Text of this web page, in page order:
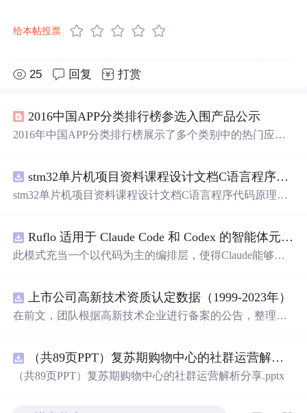
给本帖投票
25 回复 打赏
2016中国APP分类排行榜参选入围产品公示
2016年中国APP分类排行榜展示了多个类别中的热门应用
stm32单片机项目资料课程设计文档C语言程序代码原理图电路PCB实例用单片机制作多路输入电压表
stm32单片机项目资料课程设计文档C语言程序代码原理图
Ruflo 适用于 Claude Code 和 Codex 的智能体元框架
此模式充当一个以代码为主的编排层，使得Claude能够自
上市公司高新技术资质认定数据（1999-2023年）
在前文，团队根据高新技术企业进行备案的公告，整理了
配，整理上市公司-高新技术资质认定数据，包含认定次
数、初次公告等 一、数据介绍 数据名称：上市公司-高新
（共89页PPT）复苏期购物中心的社群运营解析分享.pptx
（共89页PPT）复苏期购物中心的社群运营解析分享.pptx